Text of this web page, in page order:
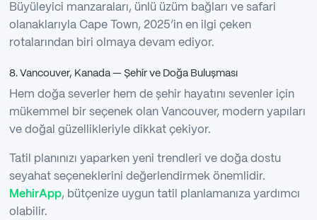
Büyüleyici manzaraları, ünlü üzüm bağları ve safari
olanaklarıyla Cape Town, 2025’in en ilgi çeken
rotalarından biri olmaya devam ediyor.
8. Vancouver, Kanada — Şehir ve Doğa Buluşması
Hem doğa severler hem de şehir hayatını sevenler için
mükemmel bir seçenek olan Vancouver, modern yapıları
ve doğal güzellikleriyle dikkat çekiyor.
Tatil planınızı yaparken yeni trendleri ve doğa dostu
seyahat seçeneklerini değerlendirmek önemlidir.
MehirApp, bütçenize uygun tatil planlamanıza yardımcı
olabilir.